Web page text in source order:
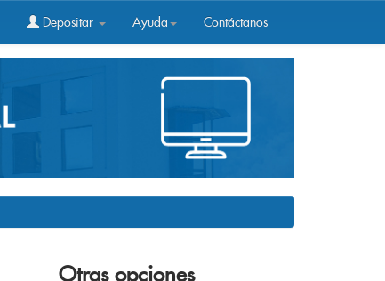
Depositar Ayuda Contáctanos
Otras opciones